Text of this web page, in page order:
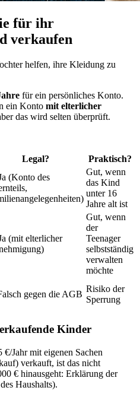
für ihr
verkaufen
helfen, ihre Kleidung zu
für ein persönliches Konto.
ein Konto mit elterlicher
das wird selten überprüft.
Legal?
Praktisch?
(Konto des
Gut, wenn
das Kind
unter 16
Jahre alt ist
(mit elterlicher
Gut, wenn
der
Teenager
selbstständig
verwalten
möchte
gegen die AGB
Risiko der
Sperrung
Kinder
€/Jahr mit eigenen Sachen
verkauft, ist das nicht
€ hinausgeht: Erklärung der
Haushalts).